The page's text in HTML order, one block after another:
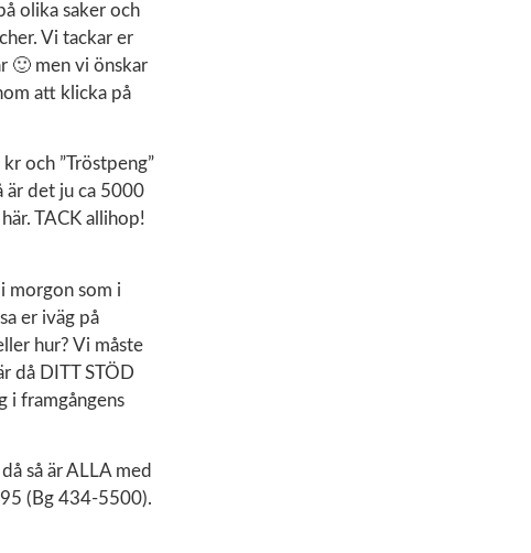
olika saker och
Vi tackar er
🙂 men vi önskar
att klicka på
och ”Tröstpeng”
är det ju ca 5000
TACK allihop!
morgon som i
er iväg på
hur? Vi måste
då DITT STÖD
i framgångens
så är ALLA med
(Bg 434-5500).